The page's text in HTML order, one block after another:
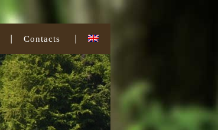
Contacts